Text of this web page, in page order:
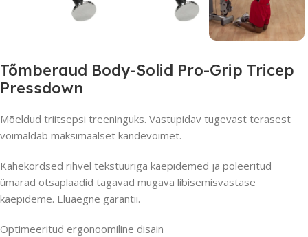
Tõmberaud Body-Solid Pro-Grip Tricep
Pressdown
Mõeldud triitsepsi treeninguks. Vastupidav tugevast terasest
võimaldab maksimaalset kandevõimet.
Kahekordsed rihvel tekstuuriga käepidemed ja poleeritud
ümarad otsaplaadid tagavad mugava libisemisvastase
käepideme. Eluaegne garantii.
Optimeeritud ergonoomiline disain